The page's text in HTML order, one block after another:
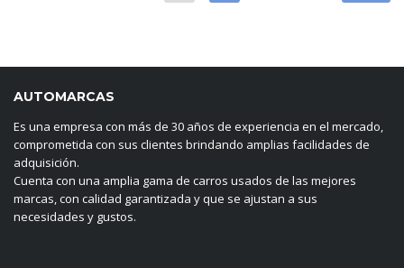
AUTOMARCAS
Es una empresa con más de 30 años de experiencia en el mercado,
comprometida con sus clientes brindando amplias facilidades de
adquisición.
Cuenta con una amplia gama de carros usados de las mejores
marcas, con calidad garantizada y que se ajustan a sus
necesidades y gustos.